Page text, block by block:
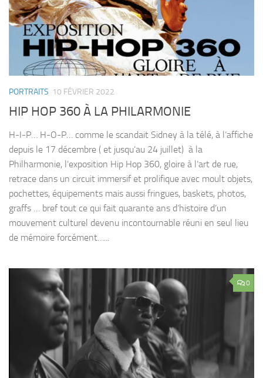
PORTRAITS 10 FÉVRIER 2022
HIP HOP 360 À LA PHILARMONIE
H-I-P… H-O-P… comme le scandait Sidney à la télé, à l’affiche
depuis le 17 décembre ( et jusqu’au 24 juillet) à la
Philharmonie, l’exposition Hip Hop 360, gloire à l’art de rue,
retrace dans un circuit immersif et prolifique avec moult objets,
pochettes, équipements mais aussi fringues, baskets, photos,
graffs … bref tout ce qui fait quarante ans d’histoire d’un
mouvement culturel devenu incontournable réuni en seul lieu
de mémoire forcément…...
0